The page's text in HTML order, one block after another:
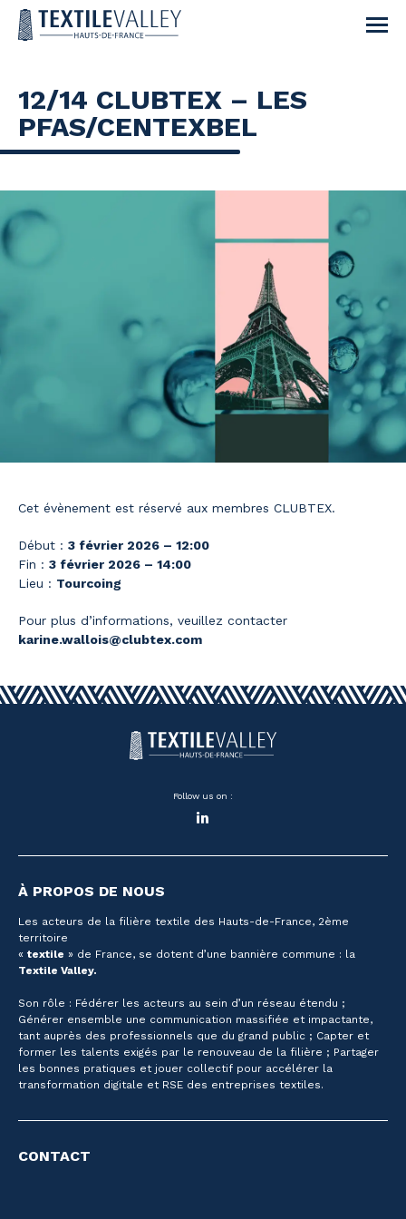
12/14 CLUBTEX – LES
PFAS/CENTEXBEL
Cet évènement est réservé aux membres CLUBTEX.
Début : 3 février 2026 – 12:00
Fin : 3 février 2026 – 14:00
Lieu : Tourcoing
Pour plus d’informations, veuillez contacter
karine.wallois@clubtex.com
Follow us on :
À PROPOS DE NOUS
Les acteurs de la filière textile des Hauts-de-France, 2ème
territoire
« textile » de France, se dotent d’une bannière commune : la
Textile Valley.
Son rôle : Fédérer les acteurs au sein d’un réseau étendu ;
Générer ensemble une communication massifiée et impactante,
tant auprès des professionnels que du grand public ; Capter et
former les talents exigés par le renouveau de la filière ; Partager
les bonnes pratiques et jouer collectif pour accélérer la
transformation digitale et RSE des entreprises textiles.
CONTACT